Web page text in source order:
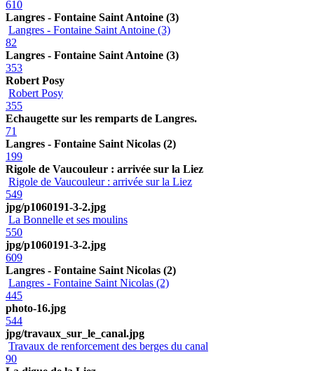
610
Langres - Fontaine Saint Antoine (3)
Langres - Fontaine Saint Antoine (3)
82
Langres - Fontaine Saint Antoine (3)
353
Robert Posy
Robert Posy
355
Echaugette sur les remparts de Langres.
71
Langres - Fontaine Saint Nicolas (2)
199
Rigole de Vaucouleur : arrivée sur la Liez
Rigole de Vaucouleur : arrivée sur la Liez
549
jpg/p1060191-3-2.jpg
La Bonnelle et ses moulins
550
jpg/p1060191-3-2.jpg
609
Langres - Fontaine Saint Nicolas (2)
Langres - Fontaine Saint Nicolas (2)
445
photo-16.jpg
544
jpg/travaux_sur_le_canal.jpg
Travaux de renforcement des berges du canal
90